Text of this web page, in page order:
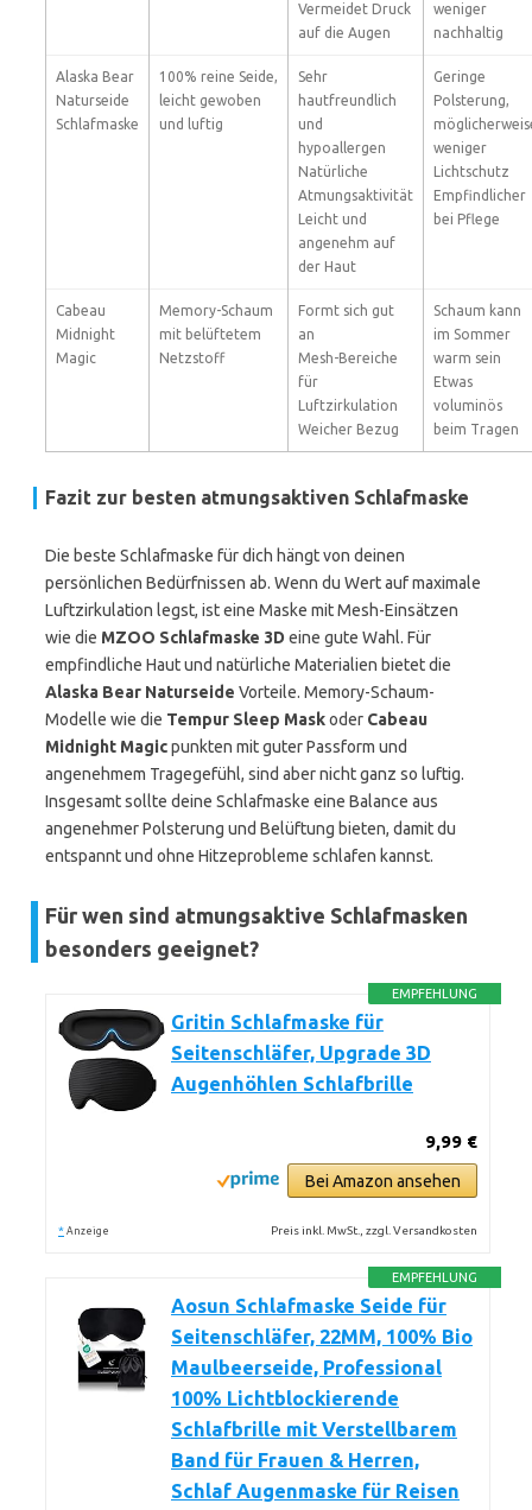
Vermeidet Druck
auf die Augen
weniger
nachhaltig
Alaska Bear
Naturseide
Schlafmaske
100% reine Seide,
leicht gewoben
und luftig
Sehr
hautfreundlich
und
hypoallergen
Natürliche
Atmungsaktivität
Leicht und
angenehm auf
der Haut
Geringe
Polsterung,
weniger
Lichtschutz
Empfindlicher
bei Pflege
Cabeau
Midnight
Magic
Memory-Schaum
mit belüftetem
Netzstoff
Formt sich gut
an
Mesh-Bereiche
für
Luftzirkulation
Weicher Bezug
Schaum kann
im Sommer
warm sein
Etwas
voluminös
beim Tragen
Fazit zur besten atmungsaktiven Schlafmaske
Die beste Schlafmaske für dich hängt von deinen
persönlichen Bedürfnissen ab. Wenn du Wert auf maximale
Luftzirkulation legst, ist eine Maske mit Mesh-Einsätzen
wie die MZOO Schlafmaske 3D eine gute Wahl. Für
empfindliche Haut und natürliche Materialien bietet die
Alaska Bear Naturseide Vorteile. Memory-Schaum-
Modelle wie die Tempur Sleep Maskoder Cabeau
Midnight Magicpunkten mit guter Passform und
angenehmem Tragegefühl, sind aber nicht ganz so luftig.
Insgesamt sollte deine Schlafmaske eine Balance aus
angenehmer Polsterung und Belüftung bieten, damit du
entspannt und ohne Hitzeprobleme schlafen kannst.
Für wen sind atmungsaktive Schlafmasken
besonders geeignet?
EMPFEHLUNG
Gritin Schlafmaske für
Seitenschläfer, Upgrade 3D
Augenhöhlen Schlafbrille
9,99 €
Bei Amazon ansehen
* Anzeige Preis inkl. MwSt., zzgl. Versandkosten
EMPFEHLUNG
Aosun Schlafmaske Seide für
Seitenschläfer, 22MM, 100% Bio
Maulbeerseide, Professional
100% Lichtblockierende
Schlafbrille mit Verstellbarem
Band für Frauen & Herren,
Schlaf Augenmaske für Reisen